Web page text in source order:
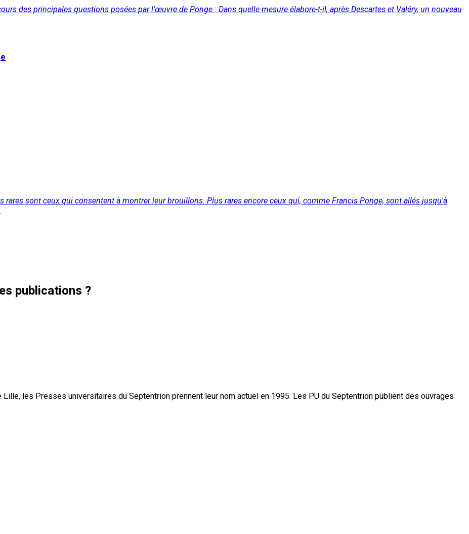
des principales questions posées par l'œuvre de Ponge : Dans quelle mesure élabore-t-il, après Descartes et Valéry, un nouveau
sont ceux qui consentent à montrer leur brouillons. Plus rares encore ceux qui, comme Francis Ponge, sont allés jusqu'à
publications ?
les Presses universitaires du Septentrion prennent leur nom actuel en 1995. Les PU du Septentrion publient des ouvrages